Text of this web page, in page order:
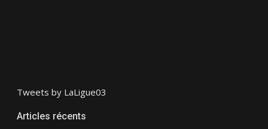
Tweets by LaLigue03
Articles récents